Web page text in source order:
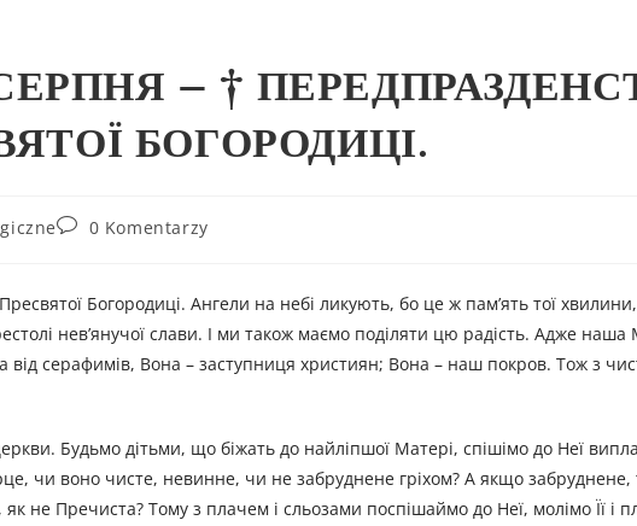
– †
БОГОРОДИЦІ.
0 Komentarzy
Богородиці. Ангели на небі ликують, бо це ж пам’ять тої
нев’янучої слави. І ми також маємо поділяти цю радість. Адже
від серафимів, Вона – заступниця християн; Вона – наш покров. Тож з
Будьмо дітьми, що біжать до найліпшої Матері, спішімо до Неї
чи воно чисте, невинне, чи не забруднене гріхом? А якщо забруднене,
не Пречиста? Тому з плачем і сльозами поспішаймо до Неї, молімо Її і